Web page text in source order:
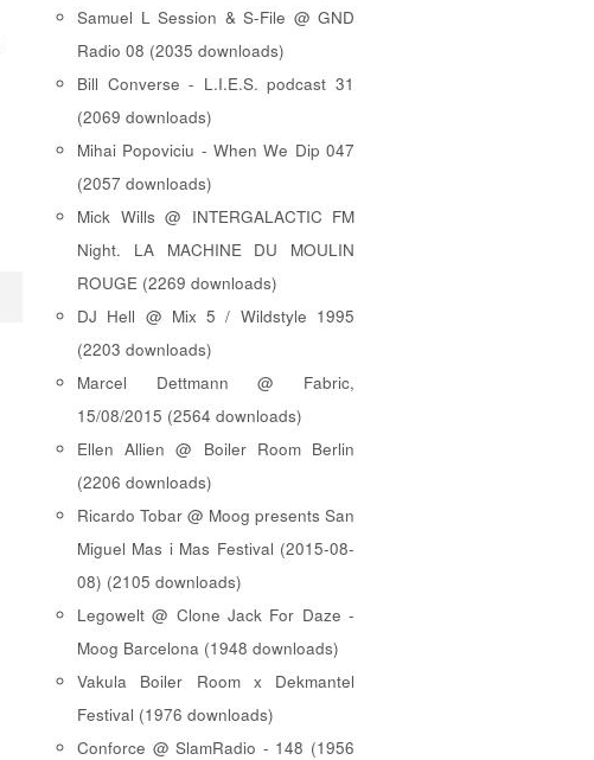
Samuel L Session & S-File @ GND
Radio 08 (2035 downloads)
Bill Converse - L.I.E.S. podcast 31
(2069 downloads)
Mihai Popoviciu - When We Dip 047
(2057 downloads)
Mick Wills @ INTERGALACTIC FM
Night. LA MACHINE DU MOULIN
ROUGE (2269 downloads)
DJ Hell @ Mix 5 / Wildstyle 1995
(2203 downloads)
Marcel Dettmann @ Fabric,
15/08/2015 (2564 downloads)
Ellen Allien @ Boiler Room Berlin
(2206 downloads)
Ricardo Tobar @ Moog presents San
Miguel Mas i Mas Festival (2015-08-
08) (2105 downloads)
Legowelt @ Clone Jack For Daze -
Moog Barcelona (1948 downloads)
Vakula Boiler Room x Dekmantel
Festival (1976 downloads)
Conforce @ SlamRadio - 148 (1956